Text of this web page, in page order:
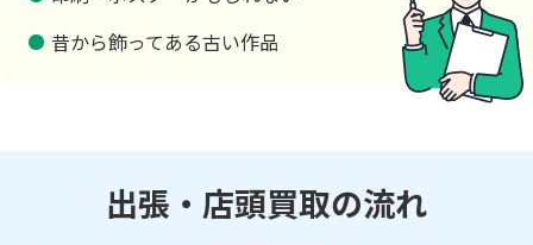
昔から飾ってある古い作品
出張・店頭買取の流れ